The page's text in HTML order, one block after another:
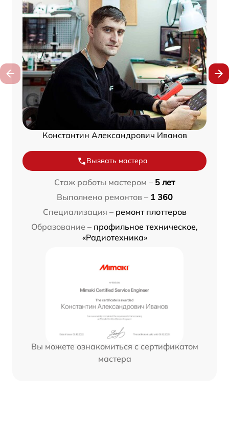
Константин Александрович Иванов
Вызвать мастера
Стаж работы мастером – 5 лет
Выполнено ремонтов – 1 360
Специализация – ремонт плоттеров
Образование – профильное техническое,
«Радиотехника»
Вы можете ознакомиться с сертификатом
мастера